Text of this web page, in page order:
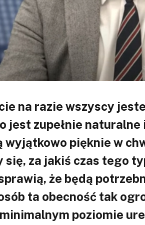
na razie wszyscy
jest zupełnie
wyjątkowo pięknie w
się, za jakiś czas tego
że będą
ta obecność tak
poziomie